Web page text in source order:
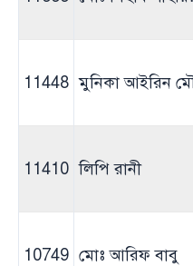
11448 মুনিকা আইরিন
11410 লিপি রানী
10749 মোঃ আরিফ বাবু